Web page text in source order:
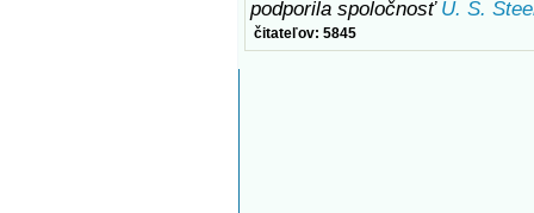
podporila spoločnosť U. S.
čitateľov: 5845